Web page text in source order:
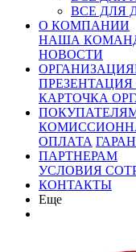
ВСЕ ДЛЯ
О КОМПАНИИ
НАША
НОВОСТИ
КАРТОЧКА
ОПЛАТА
ПАРТНЕРАМ
УСЛОВИЯ
КОНТАКТЫ
Еще